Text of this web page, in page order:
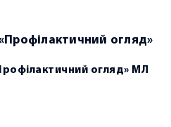
огляд»
огляд» МЛ